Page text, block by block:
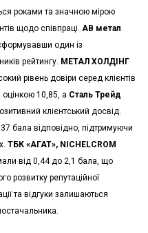
роками та значною мірою
щодо співпраці. АВ метал
один із
рейтингу. МЕТАЛ ХОЛДІНГ
рівень довіри серед клієнтів
10,85, а Сталь Трейд
клієнтський досвід.
бала відповідно, підтримуючи
ТБК «АГАТ», NICHELCROM
від 0,44 до 2,1 бала, що
розвитку репутаційної
та відгуки залишаються